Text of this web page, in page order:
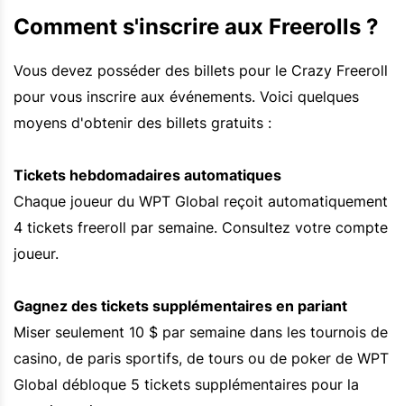
Comment s'inscrire aux Freerolls ?
Vous devez posséder des billets pour le Crazy Freeroll
pour vous inscrire aux événements. Voici quelques
moyens d'obtenir des billets gratuits :
Tickets hebdomadaires automatiques
Chaque joueur du WPT Global reçoit automatiquement
4 tickets freeroll par semaine. Consultez votre compte
joueur.
Gagnez des tickets supplémentaires en pariant
Miser seulement 10 $ par semaine dans les tournois de
casino, de paris sportifs, de tours ou de poker de WPT
Global débloque 5 tickets supplémentaires pour la